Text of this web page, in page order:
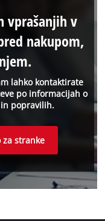
lahko kontaktirate
po informacijah o
popravilih.
vprašanjih v
nakupom,
za stranke